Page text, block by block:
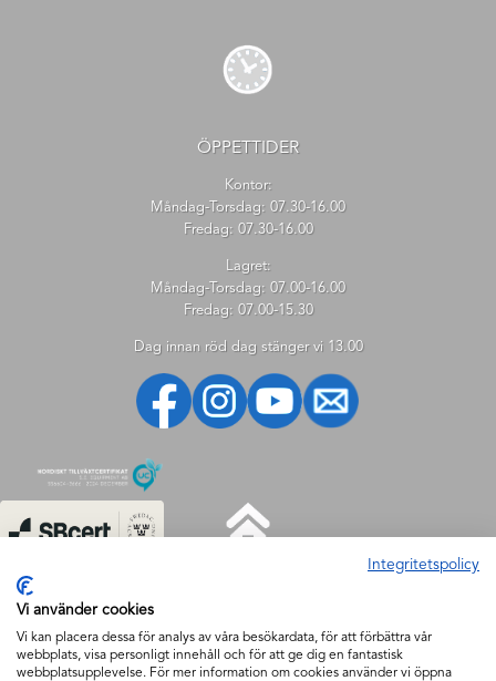
ÖPPETTIDER
Kontor:
Måndag-Torsdag: 07.30-16.00
Fredag: 07.30-16.00
Lagret:
Måndag-Torsdag: 07.00-16.00
Fredag: 07.00-15.30
Dag innan röd dag stänger vi 13.00
Hjälp
Så handlar du
Integritetspolicy
Vi använder cookies
Vi kan placera dessa för analys av våra besökardata, för att förbättra vår
webbplats, visa personligt innehåll och för att ge dig en fantastisk
webbplatsupplevelse. För mer information om cookies använder vi öppna